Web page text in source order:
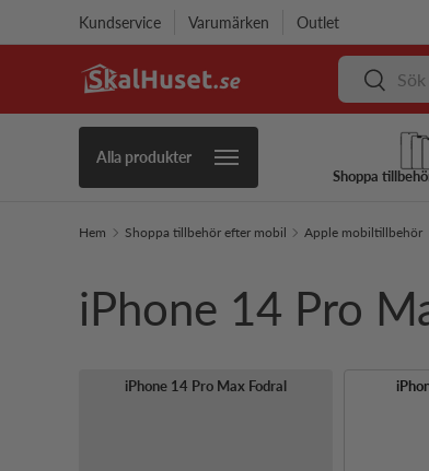
Kundservice Varumärken Outlet
Sök Sök
Alla produkter
Shoppa
Hem Shoppa tillbehör efter mobil Apple mobiltillbehör
iPhone 14 Pro
iPhone 14 Pro Max Fodral